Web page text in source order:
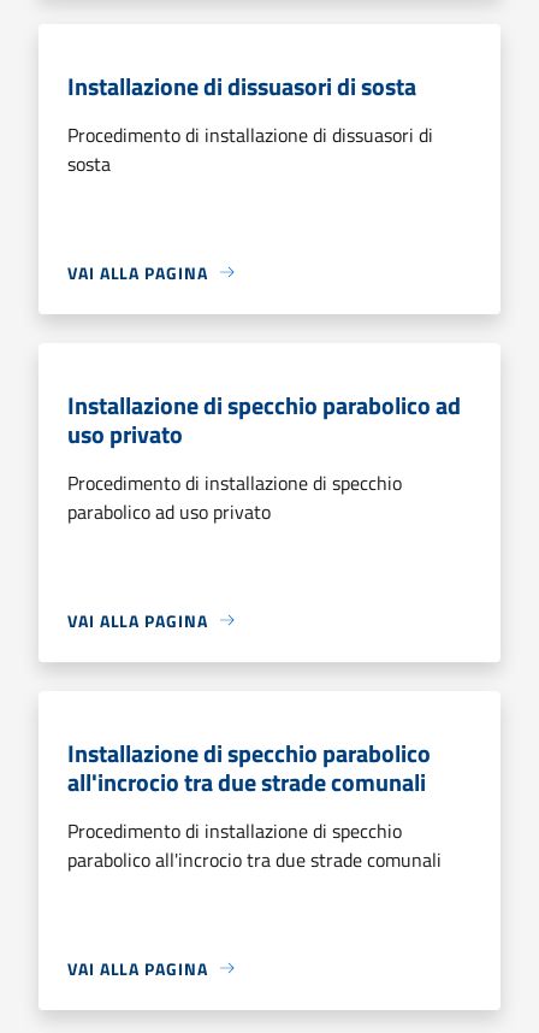
Installazione di dissuasori di sosta
Procedimento di installazione di dissuasori di
sosta
VAI ALLA PAGINA
Installazione di specchio parabolico ad
uso privato
Procedimento di installazione di specchio
parabolico ad uso privato
VAI ALLA PAGINA
Installazione di specchio parabolico
all'incrocio tra due strade comunali
Procedimento di installazione di specchio
parabolico all'incrocio tra due strade comunali
VAI ALLA PAGINA